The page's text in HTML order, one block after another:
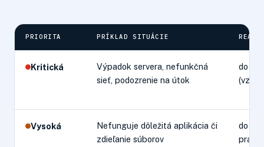
PRIORITA PRÍKLAD SITUÁCIE
Kritická
Výpadok servera, nefunkčná
sieť, podozrenie na útok
do 1
Vysoká
Nefunguje dôležitá aplikácia či
zdieľanie súborov
do 4